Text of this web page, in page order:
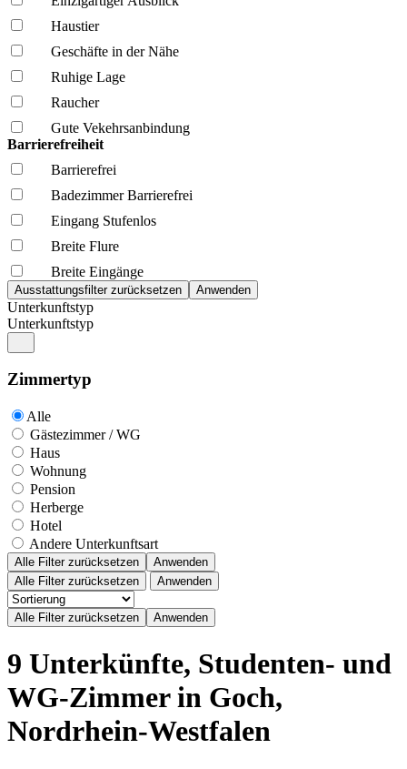
Haustier
Geschäfte in der Nähe
Ruhige Lage
Raucher
Gute Vekehrsanbindung
Barrierefreiheit
Barrierefrei
Badezimmer Barrierefrei
Eingang Stufenlos
Breite Flure
Breite Eingänge
Unterkunftstyp
Unterkunftstyp
Zimmertyp
Alle
Gästezimmer / WG
Haus
Wohnung
Pension
Herberge
Hotel
Andere Unterkunftsart
Alle Filter zurücksetzen
Anwenden
Alle Filter zurücksetzen
Anwenden
9 Unterkünfte, Studenten- und
WG-Zimmer in Goch,
Nordrhein-Westfalen